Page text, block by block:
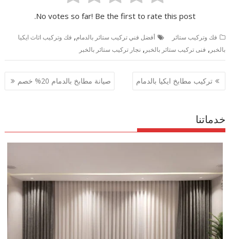
No votes so far! Be the first to rate this post.
فك وتركيب ستائر أفضل فني تركيب ستائر بالدمام, فك وتركيب اثاث ايكيا
بالخبر , فنى تركيب ستائر بالخبر ,نجار تركيب ستائر بالخبر
تصفّح
المقالات
تركيب مطابخ ايكيا بالدمام صيانة مطابخ بالدمام 20% خصم
خدماتنا